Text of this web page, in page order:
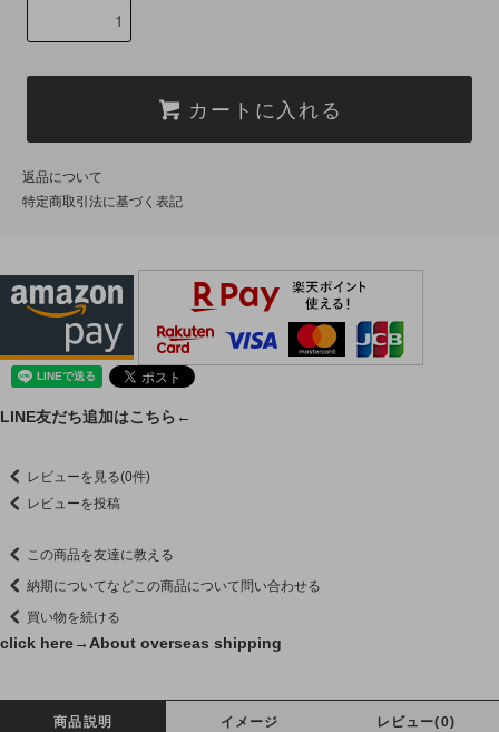
カートに入れる
返品について
特定商取引法に基づく表記
LINE友だち追加はこちら←
レビューを見る(0件)
レビューを投稿
この商品を友達に教える
納期についてなどこの商品について問い合わせる
買い物を続ける
click here→About overseas shipping
商品説明 イメージ レビュー(0)